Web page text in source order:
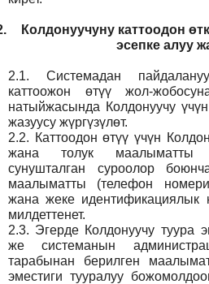
Колдонуучуну каттоодон
эсепке алуу
2.1.
Системадан
каттоожон өтүү жол-
натыйжасында Колдонуучу
жазуусу жүргүзүлөт.
2.2. Каттоодон өтүү үчүн
жана толук маалыматты
сунушталган суроолор
маалыматты (телефон
жана жеке идентификациялык
милдеттенет.
2.3. Эгерде Колдонуучу туура
же системанын
тарабынан берилген
эместиги тууралуу